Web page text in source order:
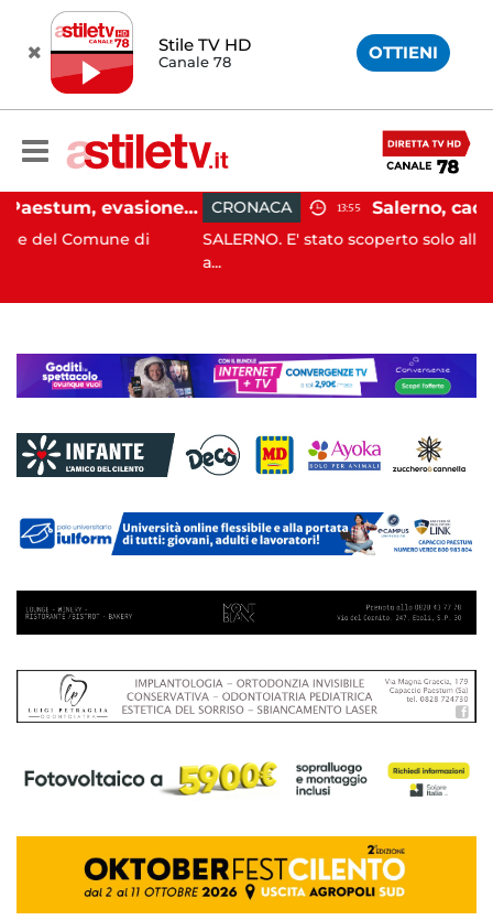
Stile TV HD
Canale 78 OTTIENI
Capaccio Paestum, evasione tassa di soggiorno: scoperte 49 strutture fantasma, elevate 132 sanzioni
di
CRONACA 13:55
SALERNO. E' stato scoperto solo all'alba, ma la sua